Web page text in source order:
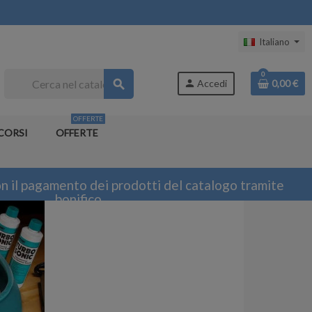
Italiano
search person Accedi
0
0,00 €
OFFERTE
OFFERTE
il pagamento dei prodotti del catalogo tramite
bonifico